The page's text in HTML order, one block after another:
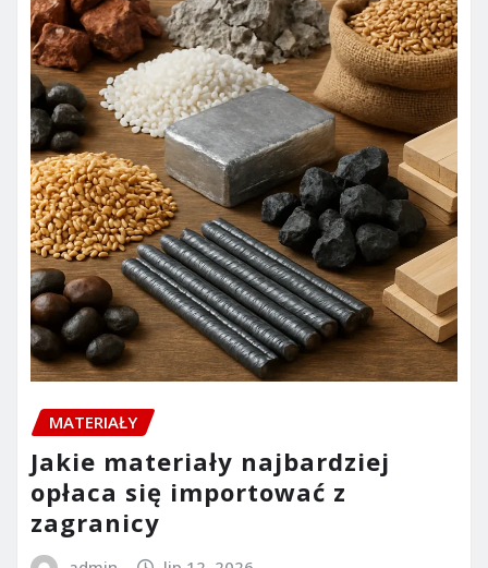
MATERIAŁY
Jakie materiały najbardziej
opłaca się importować z
zagranicy